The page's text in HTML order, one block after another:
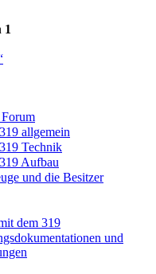
1
allgemein
Technik
Aufbau
und die Besitzer
dem 319
und